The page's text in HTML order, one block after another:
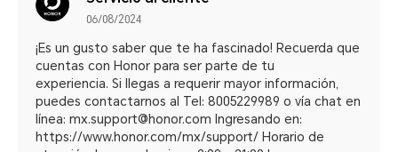
06/08/2024
¡Es un gusto saber que te ha fascinado! Recuerda que
cuentas con Honor para ser parte de tu
experiencia. Si llegas a requerir mayor información,
puedes contactarnos al Tel: 8005229989 o vía chat en
línea: mx.support@honor.com Ingresando en:
https://www.honor.com/mx/support/ Horario de